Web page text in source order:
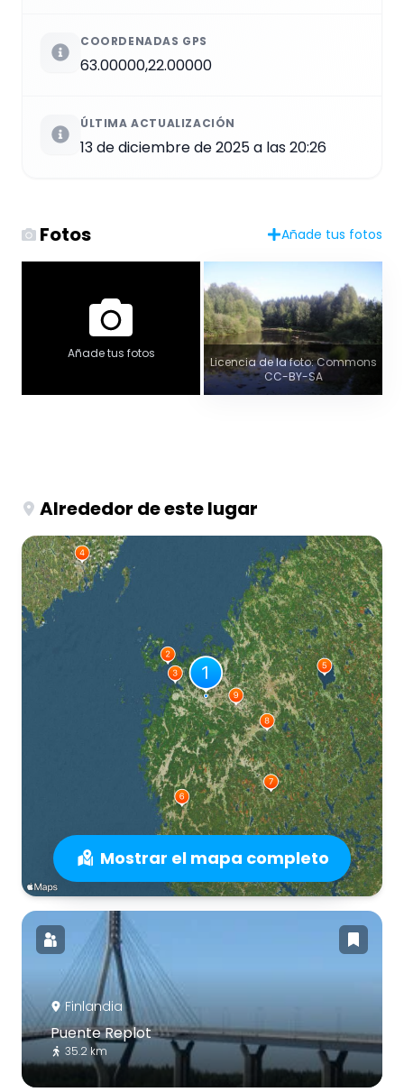
COORDENADAS GPS
63.00000,22.00000
ÚLTIMA ACTUALIZACIÓN
13 de diciembre de 2025 a las 20:26
Fotos Añade tus fotos
Añade tus fotos
Licencia de la foto: Commons
CC-BY-SA
Alrededor de este lugar
Mostrar el mapa completo
Finlandia
Puente Replot
35.2 km